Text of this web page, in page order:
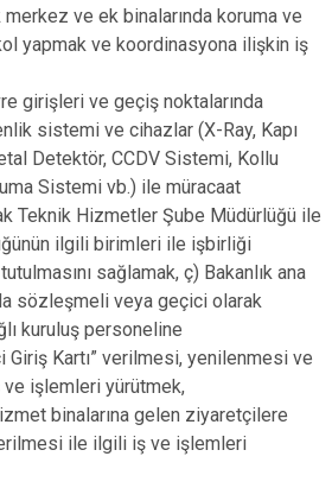
ve ek binalarında koruma ve
yapmak ve koordinasyona ilişkin iş
girişleri ve geçiş noktalarında
sistemi ve cihazlar (X-Ray, Kapı
Detektör, CCDV Sistemi, Kollu
Sistemi vb.) ile müracaat
Teknik Hizmetler Şube Müdürlüğü ile
ilgili birimleri ile işbirliği
sağlamak, ç) Bakanlık ana
sözleşmeli veya geçici olarak
kuruluş personeline
Giriş Kartı” verilmesi, yenilenmesi ve
ve işlemleri yürütmek,
binalarına gelen ziyaretçilere
ile ilgili iş ve işlemleri